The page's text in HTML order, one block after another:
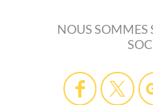
NOUS SOMMES